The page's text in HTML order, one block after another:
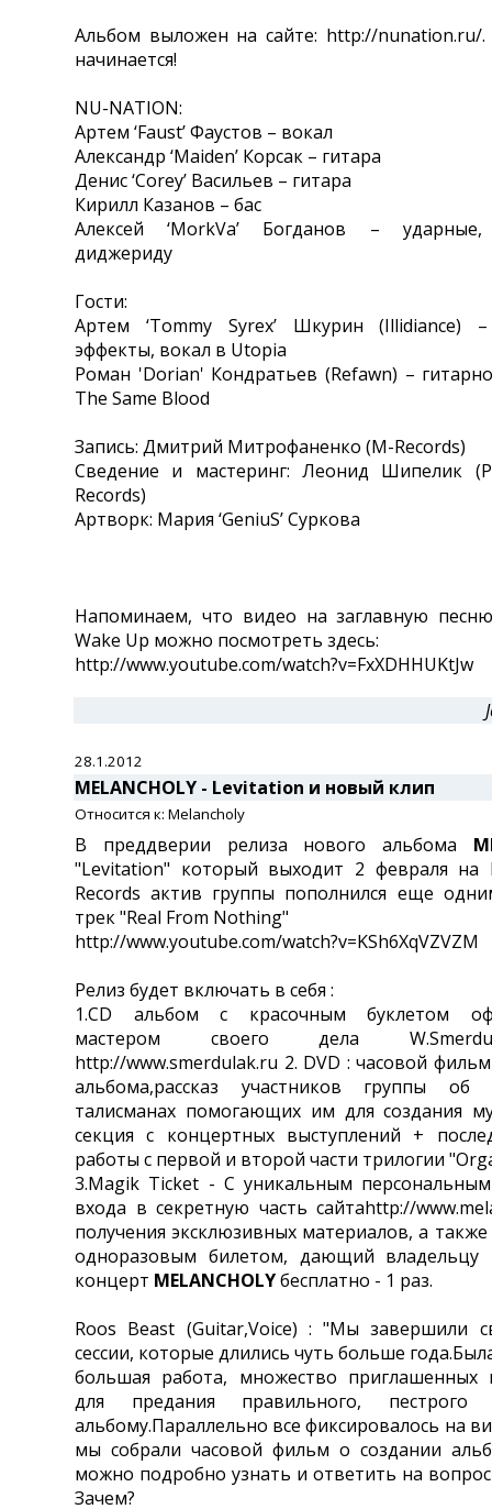
Альбом выложен на сайте: http://nunation.ru/.
начинается!
NU-NATION:
Артем ‘Faust’ Фаустов – вокал
Александр ‘Maiden’ Корсак – гитара
Денис ‘Corey’ Васильев – гитара
Кирилл Казанов – бас
Алексей ‘MorkVa’ Богданов – ударные,
диджериду
Гости:
Артем ‘Tommy Syrex’ Шкурин (Illidiance)
эффекты, вокал в Utopia
Роман 'Dorian' Кондратьев (Refawn) –
The Same Blood
Запись: Дмитрий Митрофаненко (M-Records)
Сведение и мастеринг: Леонид Шипелик
Records)
Артворк: Мария ‘GeniuS’ Суркова
Напоминаем, что видео на заглавную
Wake Up можно посмотреть здесь:
http://www.youtube.com/watch?v=FxXDHHUKtJw
28.1.2012
MELANCHOLY - Levitation и новый клип
Относится к: Melancholy
В преддверии релиза нового альбома
"Levitation" который выходит 2 февраля на
Records актив группы пополнился еще
трек "Real From Nothing"
http://www.youtube.com/watch?v=KSh6XqVZVZM
Релиз будет включать в себя :
1.CD альбом с красочным буклетом
мастером своего дела
http://www.smerdulak.ru 2. DVD : часовой
альбома,рассказ участников группы
талисманах помогающих им для создания
секция с концертных выступлений +
работы с первой и второй части трилогии
3.Magik Ticket - С уникальным
входа в секретную часть сайтаhttp://
получения эксклюзивных материалов, а также
одноразовым билетом, дающий владельцу
концерт MELANCHOLYбесплатно - 1 раз.
Roos Beast (Guitar,Voice) : "Мы завершили
сессии, которые длились чуть больше
большая работа, множество приглашенных
для предания правильного, пестрого
альбому.Параллельно все фиксировалось на
мы собрали часовой фильм о создании
можно подробно узнать и ответить на
Зачем?